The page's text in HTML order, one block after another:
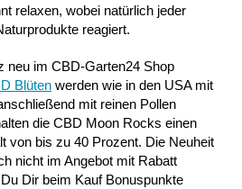
relaxen, wobei natürlich jeder
reagiert.
neu im CBD-Garten24 Shop
Blütenwerden wie in den USA mit
mit reinen Pollen
die CBD Moon Rocks einen
von bis zu 40 Prozent. Die Neuheit
nicht im Angebot mit Rabatt
Dir beim Kauf Bonuspunkte